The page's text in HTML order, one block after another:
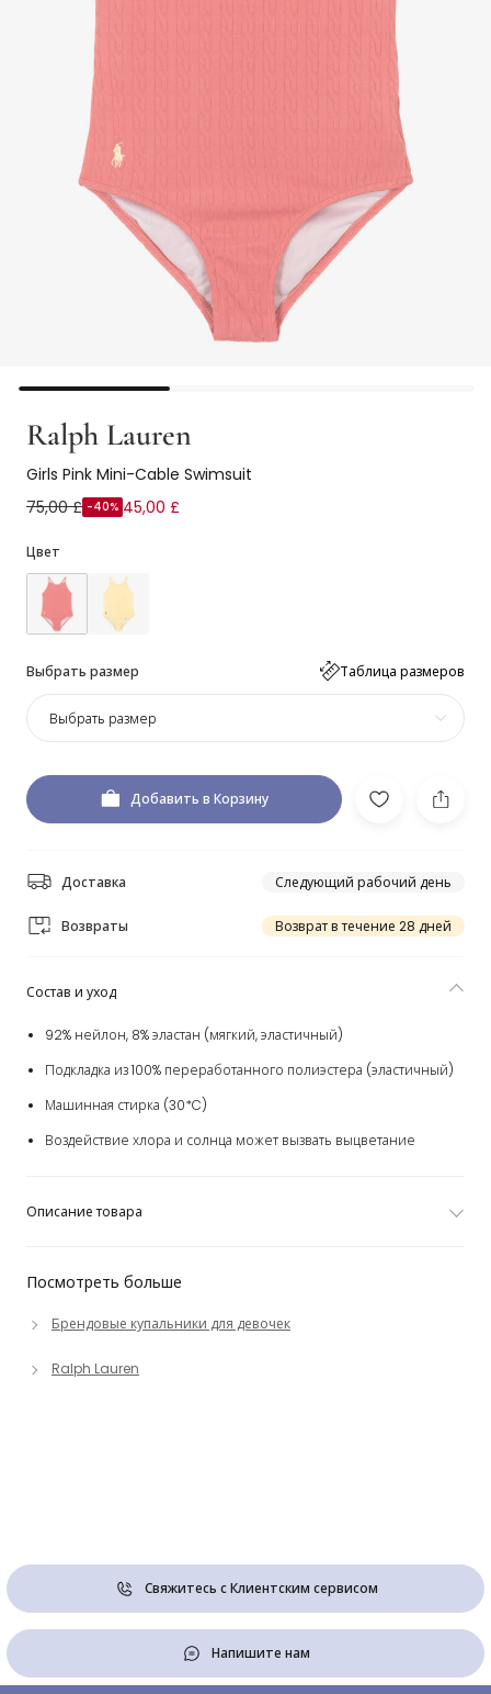
Ralph Lauren
Girls Pink Mini-Cable Swimsuit
75,00 £ -40% 45,00 £
Цвет
Выбрать размер Таблица размеров
Выбрать размер
Добавить в Корзину
Доставка Следующий рабочий день
Возвраты Возврат в течение 28 дней
Посмотреть больше
Брендовые купальники для девочек
Ralph Lauren
Состав и уход
92% нейлон, 8% эластан (мягкий, эластичный)
Подкладка из 100% переработанного полиэстера (эластичный)
Машинная стирка (30*C)
Воздействие хлора и солнца может вызвать выцветание
Описание товара
Свяжитесь с Клиентским сервисом
Напишите нам